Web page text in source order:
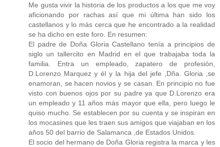
Me gusta vivir la historia de los productos a los que me voy
aficionando por rachas así que mi última han sido los
castellanos y lo más cerca que he encontrado a la realidad
se ha dicho en este foro. En resumen:
El padre de Doña Gloria Castellano tenía a principios de
siglo un tallercito en Madrid en el que trabajaba toda la
familia. Entra un empleado, zapatero de profesión,
D.Lorenzo Marquez y él y la hija del jefe ,Dña. Gloria ,se
enamoran, se hacen novios y se casan. En principio no fue
visto con buenos ojos por su padre ya que D.Lorenzo era
un empleado y 11 años más mayor que ella, pero luego le
quiso mucho. Se establecen por su cuenta y se inspiran en
los mocasines que les traen sus amigos que viajaban en los
años 50 del barrio de Salamanca ,de Estados Unidos.
El socio del hermano de Doña Gloria registra la marca y les